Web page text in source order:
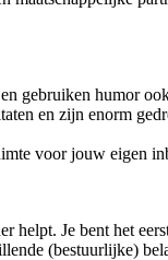
gebruiken humor
en zijn enorm
voor jouw eigen
Je bent het
(bestuurlijke)